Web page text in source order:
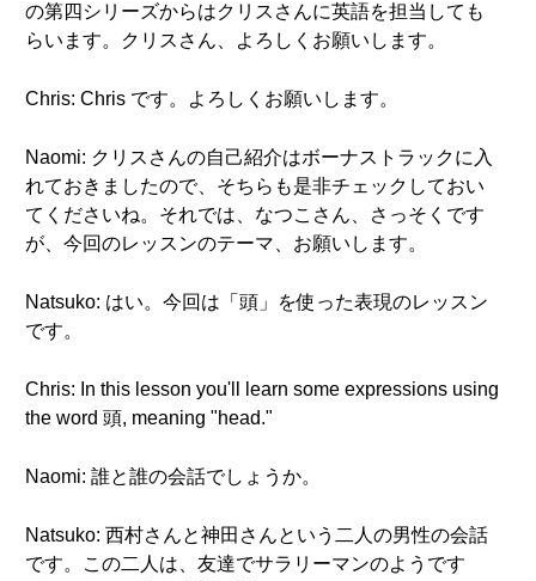
の第四シリーズからはクリスさんに英語を担当しても
らいます。クリスさん、よろしくお願いします。
Chris: Chris です。よろしくお願いします。
Naomi: クリスさんの自己紹介はボーナストラックに入
れておきましたので、そちらも是非チェックしておい
てくださいね。それでは、なつこさん、さっそくです
が、今回のレッスンのテーマ、お願いします。
Natsuko: はい。今回は「頭」を使った表現のレッスン
です。
Chris: In this lesson you'll learn some expressions using
the word 頭, meaning "head."
Naomi: 誰と誰の会話でしょうか。
Natsuko: 西村さんと神田さんという二人の男性の会話
です。この二人は、友達でサラリーマンのようです